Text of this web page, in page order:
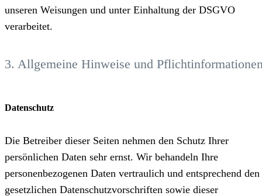
unseren Weisungen und unter Einhaltung der DSGVO
verarbeitet.
3. Allgemeine Hinweise und
Datenschutz
Die Betreiber dieser Seiten nehmen den Schutz Ihrer
persönlichen Daten sehr ernst. Wir behandeln Ihre
personenbezogenen Daten vertraulich und entsprechend den
gesetzlichen Datenschutzvorschriften sowie dieser